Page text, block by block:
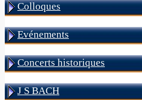
Colloques
Evénements
Concerts historiques
J S BACH